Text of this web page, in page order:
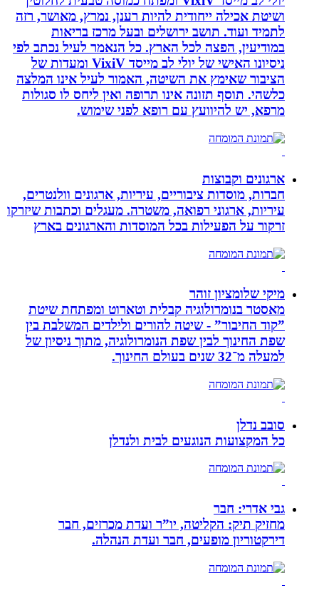
ושיטת אכילה ייחודית להיות רענן, נמרץ, מאושר, רזה
לתמיד ועוד. תושב ירושלים ובעל מרכז בריאות
במודיעין, הפצה לכל הארץ. כל הנאמר לעיל נכתב לפי
ניסיונו האישי של יולי לב מייסד VixiV ומעדות של
הציבור שאימץ את השיטה, האמור לעיל אינו המלצה
כלשהי. תוסף תזונה אינו תרופה ואין ליחס לו סגולות
מרפא, יש להיוועץ עם רופא לפני שימוש.
ארגונים וקבוצות
חברות, מוסדות ציבוריים, עיריות, ארגונים וולנטרים,
עיריות, ארגוני רפואה, משטרה. מעגלים וכתבות שיזרקו
זרקור על הפעילות בכל המוסדות והארגונים בארץ
מיקי שלומציון זוהר
מאסטר בנומרולוגיה קבלית וטארוט ומפתחת שיטת
”קוד החיבור” - שיטה להורים ולילדים המשלבת בין
שפת החינוך לבין שפת הנומרולוגיה, מתוך ניסיון של
למעלה מ־32 שנים בעולם החינוך.
סובב נדלן
כל המקצועות הנוגעים לבית ולנדלן
גבי אדרי: חבר
מחזיק תיק: הקליטה, יו”ר ועדת מכרזים, חבר
דירקטוריון מופעים, חבר ועדת הנהלה.